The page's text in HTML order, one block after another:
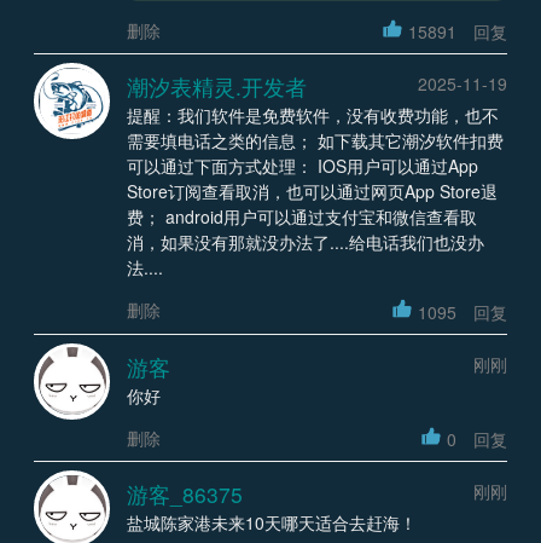
删除 15891 回复
潮汐表精灵.开发者
2025-11-19
提醒：我们软件是免费软件，没有收费功能，也不
需要填电话之类的信息； 如下载其它潮汐软件扣费
可以通过下面方式处理： IOS用户可以通过App
Store订阅查看取消，也可以通过网页App Store退
费； android用户可以通过支付宝和微信查看取
消，如果没有那就没办法了....给电话我们也没办
法....
删除
1095 回复
游客
刚刚
你好
删除
0 回复
游客_86375
刚刚
盐城陈家港未来10天哪天适合去赶海！